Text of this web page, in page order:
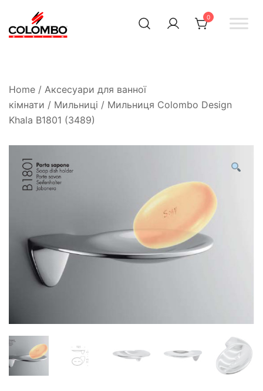
0
Home / Аксесуари для ванної
кімнати / Мильниці / Мильниця Colombo Design
Khala B1801 (3489)